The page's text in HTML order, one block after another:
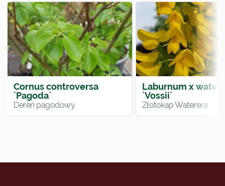
Cornus controversa
`Pagoda`
Dereń pagodowy
Laburnum x
`Vossii`
Złotokap Waterera